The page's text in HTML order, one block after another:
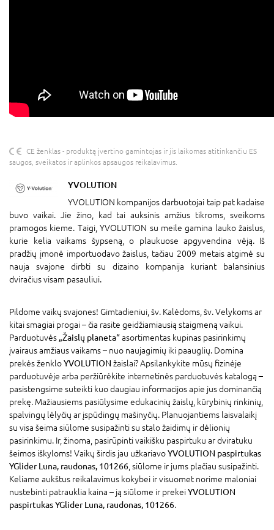
CE ženklas - produktą įvertino gamintojas ir jis laikomas atitinkančiu ES
saugos, sveikatos ir aplinkos apsaugos reikalavimus.
YVOLUTION
YVOLUTION kompanijos darbuotojai taip pat kadaise
buvo vaikai. Jie žino, kad tai auksinis amžius tikroms, sveikoms
pramogos kieme. Taigi, YVOLUTION su meile gamina lauko žaislus,
kurie kelia vaikams šypseną, o plaukuose apgyvendina vėją. Iš
pradžių įmonė importuodavo žaislus, tačiau 2009 metais atgimė su
nauja svajone dirbti su dizaino kompanija kuriant balansinius
dviračius visam pasauliui.
Pildome vaikų svajones! Gimtadieniui, šv. Kalėdoms, šv. Velykoms ar
kitai smagiai progai – čia rasite geidžiamiausią staigmeną vaikui.
Parduotuvės „Žaislų planeta“asortimentas kupinas pasirinkimų
įvairaus amžiaus vaikams – nuo naujagimių iki paauglių. Domina
prekės ženkloYVOLUTION žaislai? Apsilankykite mūsų fizinėje
parduotuvėje arba peržiūrėkite internetinės parduotuvės katalogą –
pasistengsime suteikti kuo daugiau informacijos apie jus dominančią
prekę. Mažiausiems pasiūlysime edukacinių žaislų, kūrybinių rinkinių,
spalvingų lėlyčių ar įspūdingų mašinyčių. Planuojantiems laisvalaikį
su visa šeima siūlome susipažinti su stalo žaidimų ir dėlionių
pasirinkimu. Ir, žinoma, pasirūpinti vaikišku paspirtuku ar dviratuku
šeimos iškyloms! Vaikų širdis jau užkariavoYVOLUTION paspirtukas
YGlider Luna, raudonas, 101266, siūlome ir jums plačiau susipažinti.
Keliame aukštus reikalavimus kokybei ir visuomet norime maloniai
nustebinti patrauklia kaina – ją siūlome ir prekeiYVOLUTION
paspirtukas YGlider Luna, raudonas, 101266.